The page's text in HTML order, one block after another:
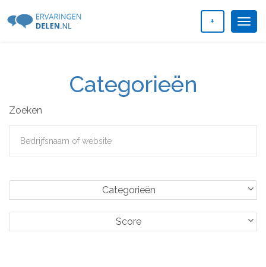
+
Categorieën
Zoeken
Categorieën
Score